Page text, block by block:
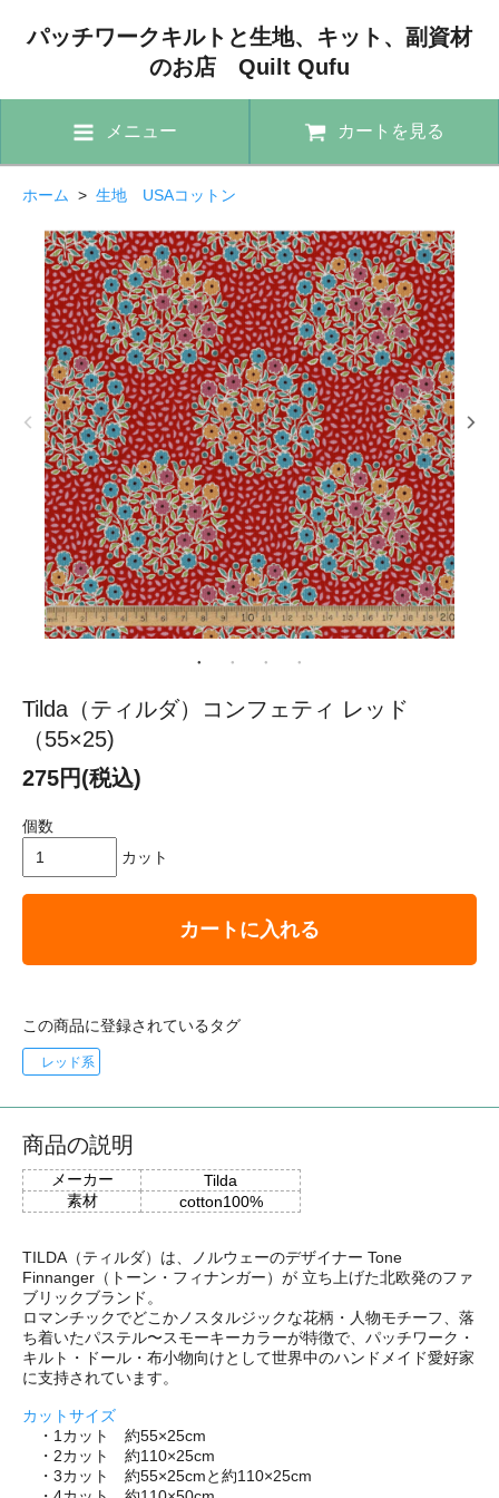
パッチワークキルトと生地、キット、副資材
のお店 Quilt Qufu
メニュー カートを見る
ホーム > 生地 USAコットン
Tilda（ティルダ）コンフェティ レッド
（55×25)
275円(税込)
個数
カット
カートに入れる
この商品に登録されているタグ
レッド系
商品の説明
メーカー
Tilda
素材
cotton100%
TILDA（ティルダ）は、ノルウェーのデザイナー Tone
Finnanger（トーン・フィナンガー）が 立ち上げた北欧発のファ
ブリックブランド。
ロマンチックでどこかノスタルジックな花柄・人物モチーフ、落
ち着いたパステル〜スモーキーカラーが特徴で、パッチワーク・
キルト・ドール・布小物向けとして世界中のハンドメイド愛好家
に支持されています。
カットサイズ
・1カット 約55×25cm
・2カット 約110×25cm
・3カット 約55×25cmと約110×25cm